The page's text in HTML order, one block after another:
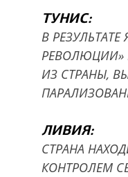
ТУНИС:
В
РЕВОЛЮЦИИ»
ИЗ СТРАНЫ,
ЛИВИЯ:
СТРАНА
КОНТРОЛЕМ